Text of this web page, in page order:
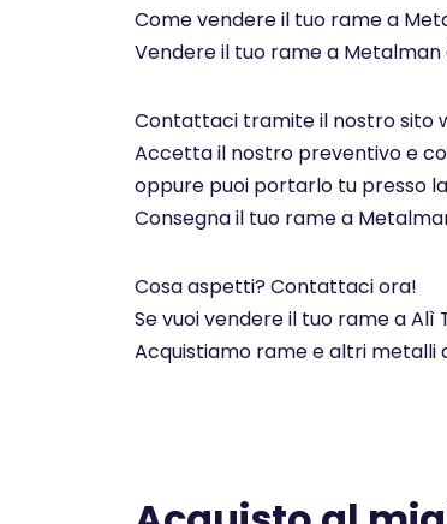
Come vendere il tuo rame a
Vendere il tuo rame a Metalman
Contattaci tramite il nostro sito
Accetta il nostro preventivo e
oppure puoi portarlo tu presso
Consegna il tuo rame a
Cosa aspetti? Contattaci ora!
Se vuoi vendere il tuo rame a
Acquistiamo rame e altri metalli